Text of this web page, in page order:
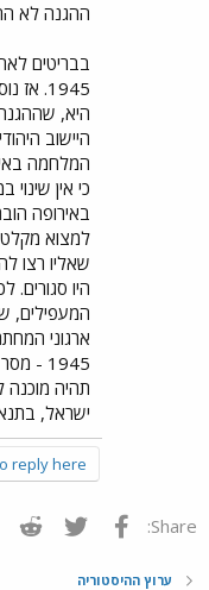
ההגנה לא
בבריטים
1945.
היא,
היישוב
המלחמה
כי אין
באירופה
למצוא
שאליו רצו
היו סגורים.
המעפילים,
ארגוני
1945
תהיה מוכנה
ישראל,
reply here.
Share: פייסבוק Twitter
ערוץ ההיסטוריה